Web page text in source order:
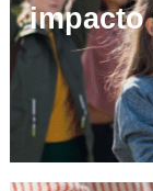
impacto